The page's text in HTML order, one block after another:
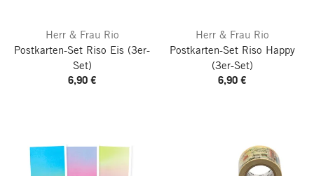
Herr & Frau Rio
Postkarten-Set Riso Eis (3er-
Set)
6,90 €
Herr & Frau Rio
Postkarten-Set Riso Happy
(3er-Set)
6,90 €